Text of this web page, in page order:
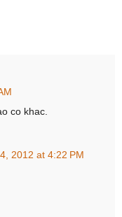
co khac.
2012 at 4:22 PM